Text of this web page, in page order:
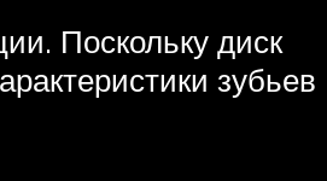
Поскольку диск
зубьев